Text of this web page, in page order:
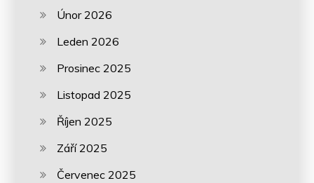
Únor 2026
Leden 2026
Prosinec 2025
Listopad 2025
Říjen 2025
Září 2025
Červenec 2025